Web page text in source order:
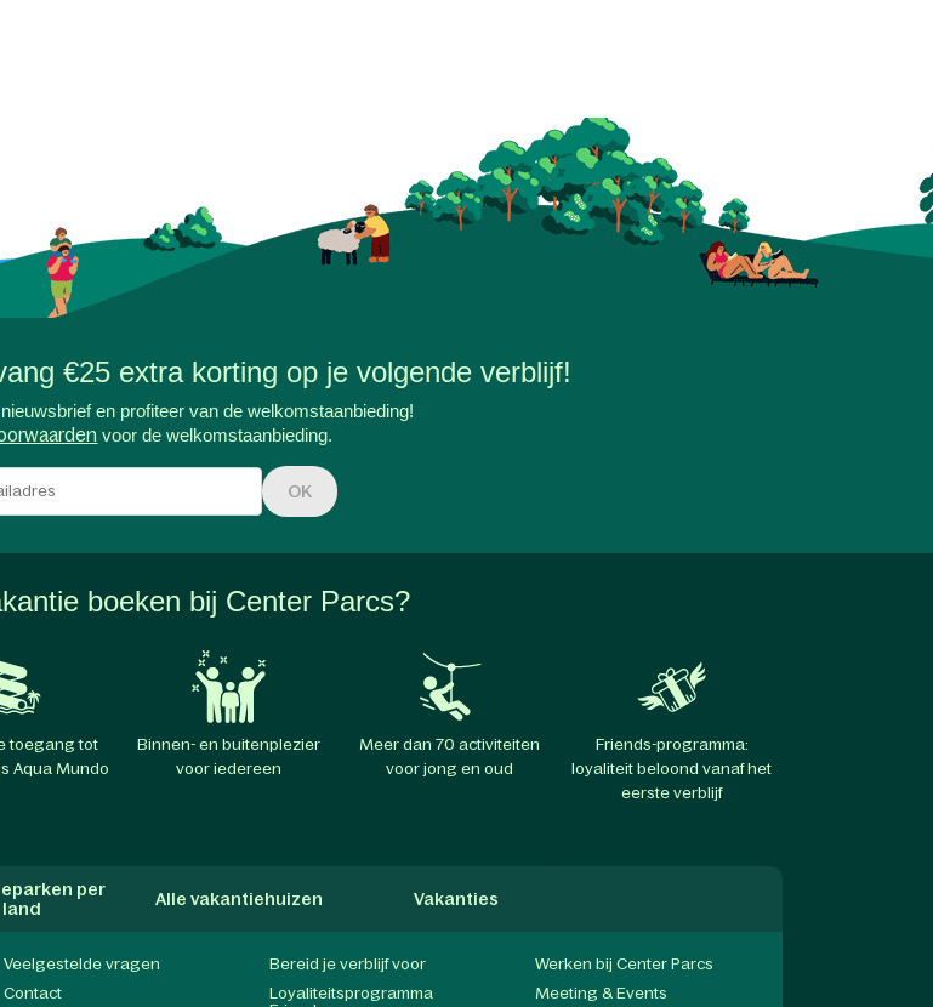
€25 extra korting op je volgende verblijf!
en profiteer van de welkomstaanbieding!
voor de welkomstaanbieding.
OK
boeken bij Center Parcs?
toegang tot
Aqua Mundo
Binnen- en buitenplezier
voor iedereen
Meer dan 70 activiteiten
voor jong en oud
Friends-programma:
loyaliteit beloond vanaf het
eerste verblijf
per
land
Alle vakantiehuizen Vakanties
Veelgestelde vragen
Contact
Bereid je verblijf voor
Loyaliteitsprogramma
Werken bij Center Parcs
Meeting & Events